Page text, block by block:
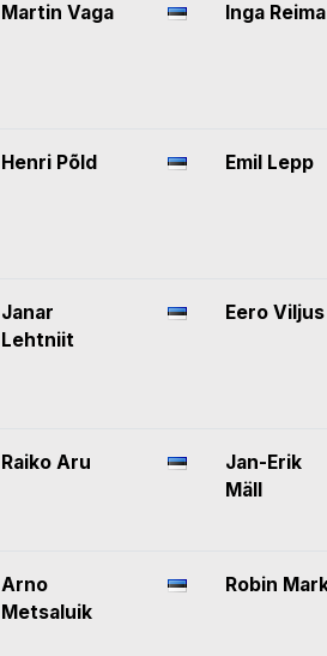
Martin Vaga Inga
Henri Põld Emil Lepp
Janar
Lehtniit
Eero Viljus
Raiko Aru
Jan-Erik
Mäll
Arno
Metsaluik
Robin